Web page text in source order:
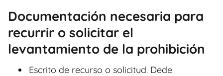
Documentación necesaria para
recurrir o solicitar el
levantamiento de la prohibición
Escrito de recurso o solicitud. Dede